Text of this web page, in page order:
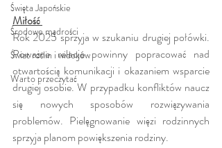
Święta Japońskie
Środowe mądrości
Świat roślin i widoków
Warto przeczytać
Miłość
Rok 2025 sprzyja w szukaniu drugiej połówki.
Poważne relacje powinny popracować nad
otwartością komunikacji i okazaniem wsparcie
drugiej osobie. W przypadku konfliktów naucz
się nowych sposobów rozwiązywania
problemów. Pielęgnowanie więzi rodzinnych
sprzyja planom powiększenia rodziny.